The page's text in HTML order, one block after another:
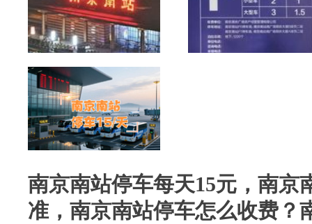
南京南站停车每天15元，南京
准，南京南站停车怎么收费？